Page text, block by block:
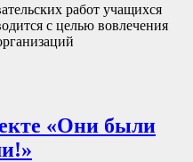
работ учащихся
с целью вовлечения
«Они были